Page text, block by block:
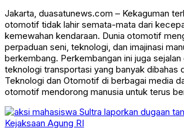
Jakarta, duasatunews.com – Kekaguman
otomotif tidak lahir semata-mata dari
kemewahan kendaraan. Dunia otomotif
perpaduan seni, teknologi, dan imajinasi
berkembang. Perkembangan ini juga sejalan
teknologi transportasi yang banyak dibahas
Teknologi dan Otomotif di berbagai media
otomotif mendorong manusia untuk terus